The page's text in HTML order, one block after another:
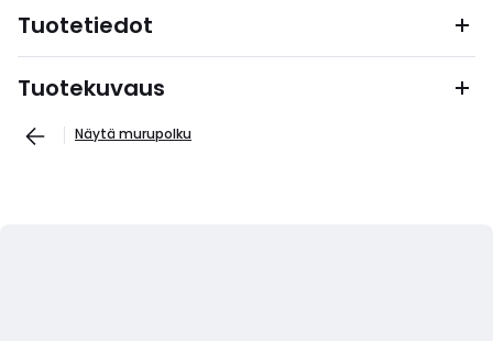
Tuotetiedot
Tuotekuvaus
Näytä murupolku